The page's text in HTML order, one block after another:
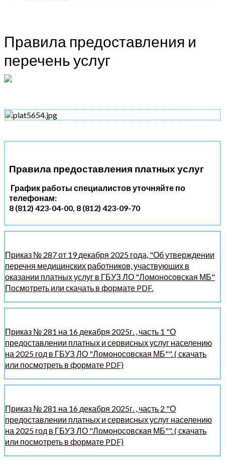
Правила предоставления и
перечень услуг
Правила предоставления платных услуг
График работы специалистов уточняйте по
телефонам:
8 (812) 423-04-00, 8 (812) 423-09-70
Приказ № 287 от 19 декабря 2025 года, "Об утверждении
перечня медицинских работников, участвующих в
оказании платных услуг в ГБУЗ ЛО "Ломоносовская МБ"
Посмотреть или скачать в формате PDF.
Приказ № 281 на 16 декабря 2025г. , часть 1 "О
предоставлении платных и сервисных услуг населению
на 2025 год в ГБУЗ ЛО "Ломоносовская МБ"". ( скачать
или посмотреть в формате PDF)
Приказ № 281 на 16 декабря 2025г. , часть 2 "О
предоставлении платных и сервисных услуг населению
на 2025 год в ГБУЗ ЛО "Ломоносовская МБ"". ( скачать
или посмотреть в формате PDF)